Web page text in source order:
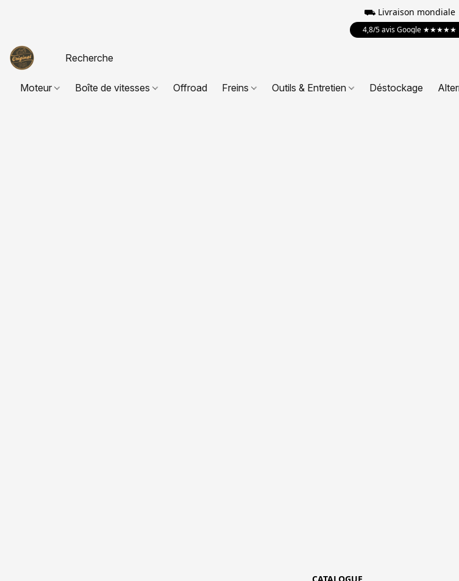
⛟ Livraison mondiale
4,8/5 avis Google ★★★★★
Moteur Boîte de vitesses Offroad Freins Outils & Entretien Déstockage
CATALOGUE